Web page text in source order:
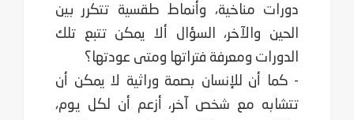
دورات مناخية، وأنماط طقسية تتكرر بين
الحين والآخر، السؤال ألا يمكن تتبع تلك
الدورات ومعرفة فتراتها ومتى عودتها؟
- كما أن للإنسان بصمة وراثية لا يمكن أن
تتشابه مع شخص آخر، أزعم أن لكل يوم،